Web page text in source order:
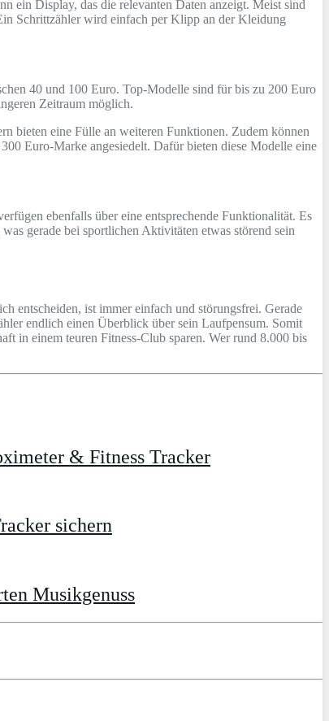
ein Display, das die relevanten Daten anzeigt. Meist sind
Schrittzähler wird einfach per Klipp an der Kleidung
40 und 100 Euro. Top-Modelle sind für bis zu 200 Euro
Zeitraum möglich.
bieten eine Fülle an weiteren Funktionen. Zudem können
Euro-Marke angesiedelt. Dafür bieten diese Modelle eine
ebenfalls über eine entsprechende Funktionalität. Es
gerade bei sportlichen Aktivitäten etwas störend sein
entscheiden, ist immer einfach und störungsfrei. Gerade
endlich einen Überblick über sein Laufpensum. Somit
in einem teuren Fitness-Club sparen. Wer rund 8.000 bis
& Fitness Tracker
sichern
Musikgenuss